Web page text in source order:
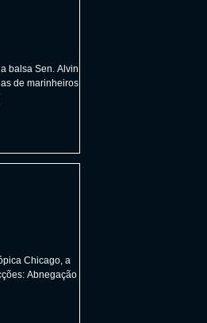
balsa Sen. Alvin T.
de marinheiros da
Chicago, a
Abnegação (o